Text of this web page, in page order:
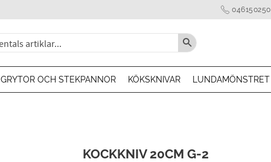
046150250
GRYTOR OCH STEKPANNOR KÖKSKNIVAR LUNDAMÖNSTRET
KOCKKNIV 20CM G-2